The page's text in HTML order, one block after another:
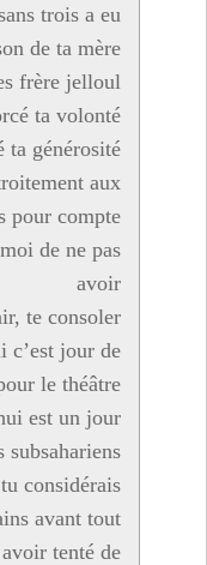
trois a eu
de ta mère.
frère jelloul
ta volonté
ta générosité
aux
pour compte
de ne pas
avoir
te consoler
c’est jour de
le théâtre
est un jour
subsahariens
considérais
avant tout.
tenté de